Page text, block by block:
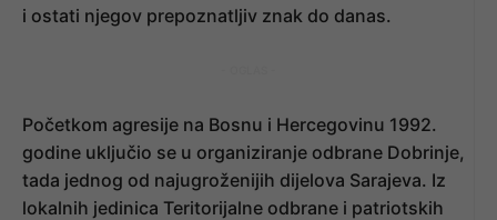
i ostati njegov prepoznatljiv znak do danas.
Početkom agresije na Bosnu i Hercegovinu 1992.
godine uključio se u organiziranje odbrane Dobrinje,
tada jednog od najugroženijih dijelova Sarajeva. Iz
lokalnih jedinica Teritorijalne odbrane i patriotskih